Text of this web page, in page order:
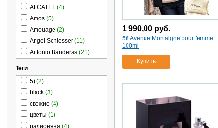
ALCATEL (4)
Amos (5)
Amouage (2)
Angel Schlesser (11)
Antonio Banderas (21)
APC by Schneider
Electric (27)
Apeyron
Apple (82)
Aramis (1)
Теги
5) (2)
black (3)
свежие (4)
цветы (1)
радионяня (4)
1 990,00 руб.
58 Avenue Montaigne pour femme
100ml
Купить